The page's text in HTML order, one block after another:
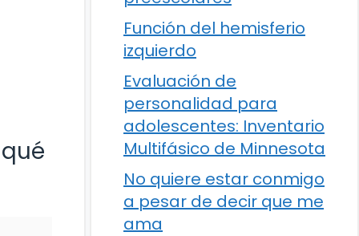
Función del hemisferio
izquierdo
Evaluación de
personalidad para
adolescentes: Inventario
Multifásico de Minnesota
No quiere estar conmigo
a pesar de decir que me
ama